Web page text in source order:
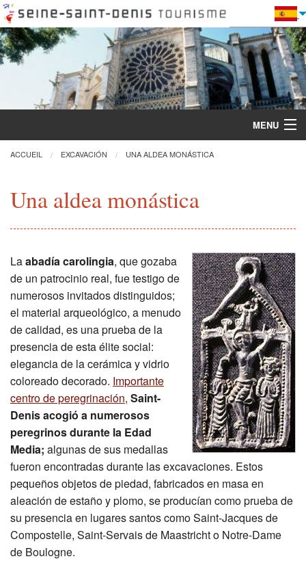
MENU
Descubra la Basílica
Práctica
Restauración
Excavación
CMN
ACCUEIL EXCAVACIÓN UNA ALDEA MONÁSTICA
Una aldea monástica
Laabadía carolingia, que gozaba
de un patrocinio real, fue testigo de
numerosos invitados distinguidos;
el material arqueológico, a menudo
de calidad, es una prueba de la
presencia de esta élite social:
elegancia de la cerámica y vidrio
coloreado decorado. Importante
centro de peregrinación, Saint-
Denis acogió a numerosos
peregrinos durante la Edad
Media; algunas de sus medallas
fueron encontradas durante las excavaciones. Estos
pequeños objetos de piedad, fabricados en masa en
aleación de estaño y plomo, se producían como prueba de
su presencia en lugares santos como Saint-Jacques de
Compostelle, Saint-Servais de Maastricht o Notre-Dame
de Boulogne.